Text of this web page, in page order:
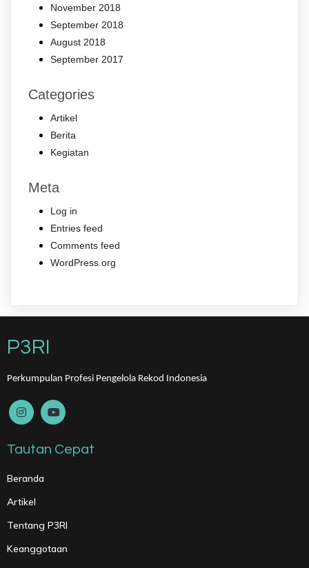
November 2018
September 2018
August 2018
September 2017
Categories
Artikel
Berita
Kegiatan
Meta
Log in
Entries feed
Comments feed
WordPress.org
P3RI
Perkumpulan Profesi Pengelola Rekod Indonesia
Tautan Cepat
Beranda
Artikel
Tentang P3RI
Keanggotaan